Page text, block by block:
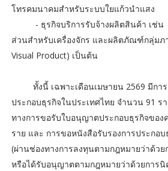
โทรคมนาคมสำหรับระบบใยแก้วนำแสง
- ธุรกิจบริการรับจ้างผลิตสินค้า เช่น
ส่วนสำหรับเครื่องจักร และผลิตภัณฑ์กลุ่มภ
Visual Product) เป็นต้น
ทั้งนี้ เฉพาะเดือนเมษายน 2569 มีกา
ประกอบธุรกิจในประเทศไทย จำนวน 91 ร
ทางการขอรับใบอนุญาตประกอบธุรกิจของ
ราย และ การขอหนังสือรับรองการประกอ
(ผ่านช่องทางการลงทุนตามกฎหมายว่าด้วย
หรือได้รับอนุญาตตามกฎหมายว่าด้วยการ